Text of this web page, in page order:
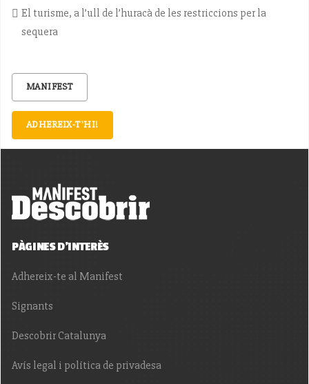
El turisme, a l’ull de l’huracà de les restriccions per la
sequera
MANIFEST
ADHEREIX-T'HI!
PÀGINES D'INTERÈS
Adhereix-te al Manifest
Signants
Descobrir Catalunya
Avís legal i política de privadesa